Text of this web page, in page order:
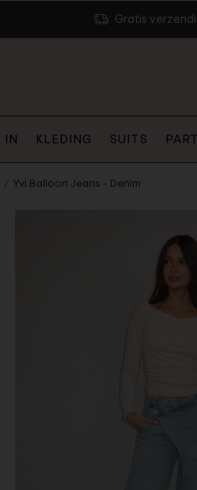
IN KLEDING SUITS
Gratis
Yvi Balloon Jeans - Denim